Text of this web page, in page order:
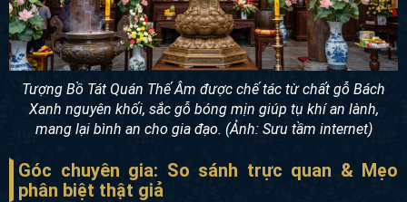
Tượng Bồ Tát Quán Thế Âm được chế tác từ chất gỗ Bách
Xanh nguyên khối, sắc gỗ bóng mịn giúp tụ khí an lành,
mang lại bình an cho gia đạo. (Ảnh: Sưu tầm internet)
Góc chuyên gia: So sánh trực quan & Mẹo
phân biệt thật giả